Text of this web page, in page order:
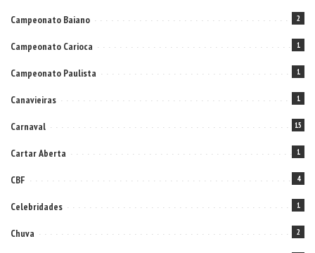
Campeonato Baiano 2
Campeonato Carioca 1
Campeonato Paulista 1
Canavieiras 1
Carnaval 15
Cartar Aberta 1
CBF 4
Celebridades 1
Chuva 2